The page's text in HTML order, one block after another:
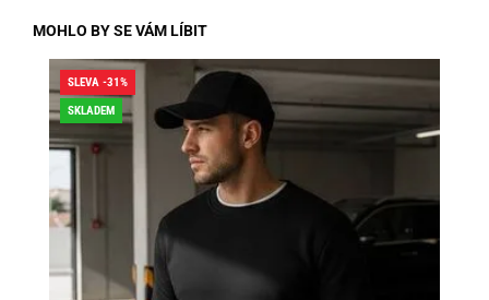
MOHLO BY SE VÁM LÍBIT
SLEVA -31%
SKLADEM